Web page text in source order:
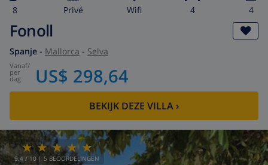
8 privé wifi 4 4
Fonoll
Spanje - Mallorca - Selva
vanaf/
per
dag US$ 298,64
BEKIJK DEZE VILLA ›
9.4 / 10 | 5 BEOORDELINGEN